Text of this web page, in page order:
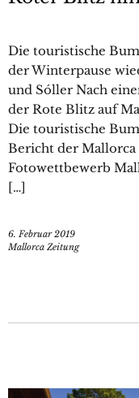
Die touristische
der Winterpause
und Sóller Nach
der Rote Blitz auf
Die touristische
Bericht der Mallorca
Fotowettbewerb
[…]
6. Februar 2019
Mallorca Zeitung